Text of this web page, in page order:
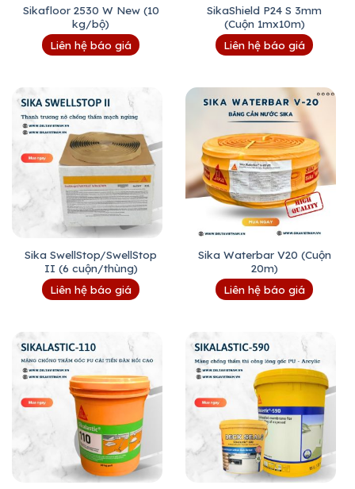
Sikafloor 2530 W New (10
kg/bộ)
Liên hệ báo giá
SikaShield P24 S 3mm
(Cuộn 1mx10m)
Liên hệ báo giá
Sika SwellStop/SwellStop
II (6 cuộn/thùng)
Liên hệ báo giá
Sika Waterbar V20 (Cuộn
20m)
Liên hệ báo giá